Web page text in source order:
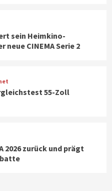
sein Heimkino-
CINEMA Serie 2
55-Zoll
2026 zurück und prägt